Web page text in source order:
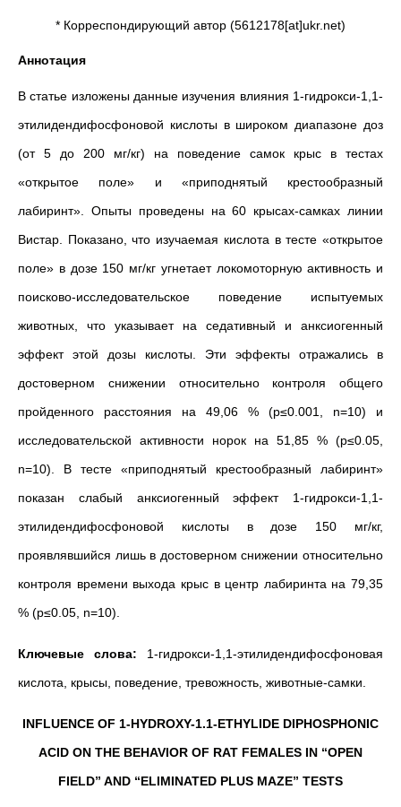
* Корреспондирующий автор (5612178[at]ukr.net)
Аннотация
В статье изложены данные изучения влияния 1-гидрокси-1,1-
этилидендифосфоновой кислоты в широком диапазоне доз
(от 5 до 200 мг/кг) на поведение самок крыс в тестах
«открытое поле» и «приподнятый крестообразный
лабиринт». Опыты проведены на 60 крысах-самках линии
Вистар. Показано, что изучаемая кислота в тесте «открытое
поле» в дозе 150 мг/кг угнетает локомоторную активность и
поисково-исследовательское поведение испытуемых
животных, что указывает на седативный и анксиогенный
эффект этой дозы кислоты. Эти эффекты отражались в
достоверном снижении относительно контроля общего
пройденного расстояния на 49,06 % (р≤0.001, n=10) и
исследовательской активности норок на 51,85 % (р≤0.05,
n=10). В тесте «приподнятый крестообразный лабиринт»
показан слабый анксиогенный эффект 1-гидрокси-1,1-
этилидендифосфоновой кислоты в дозе 150 мг/кг,
проявлявшийся лишь в достоверном снижении относительно
контроля времени выхода крыс в центр лабиринта на 79,35
% (р≤0.05, n=10).
Ключевые слова: 1-гидрокси-1,1-этилидендифосфоновая
кислота, крысы, поведение, тревожность, животные-самки.
INFLUENCE OF 1-HYDROXY-1.1-ETHYLIDE DIPHOSPHONIC
ACID ON THE BEHAVIOR OF RAT FEMALES IN “OPEN
FIELD” AND “ELIMINATED PLUS MAZE” TESTS